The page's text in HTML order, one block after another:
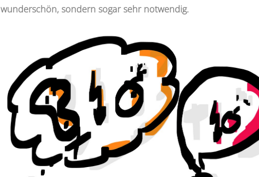
wunderschön, sondern sogar sehr notwendig.